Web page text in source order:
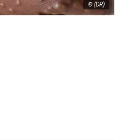
© (DR)